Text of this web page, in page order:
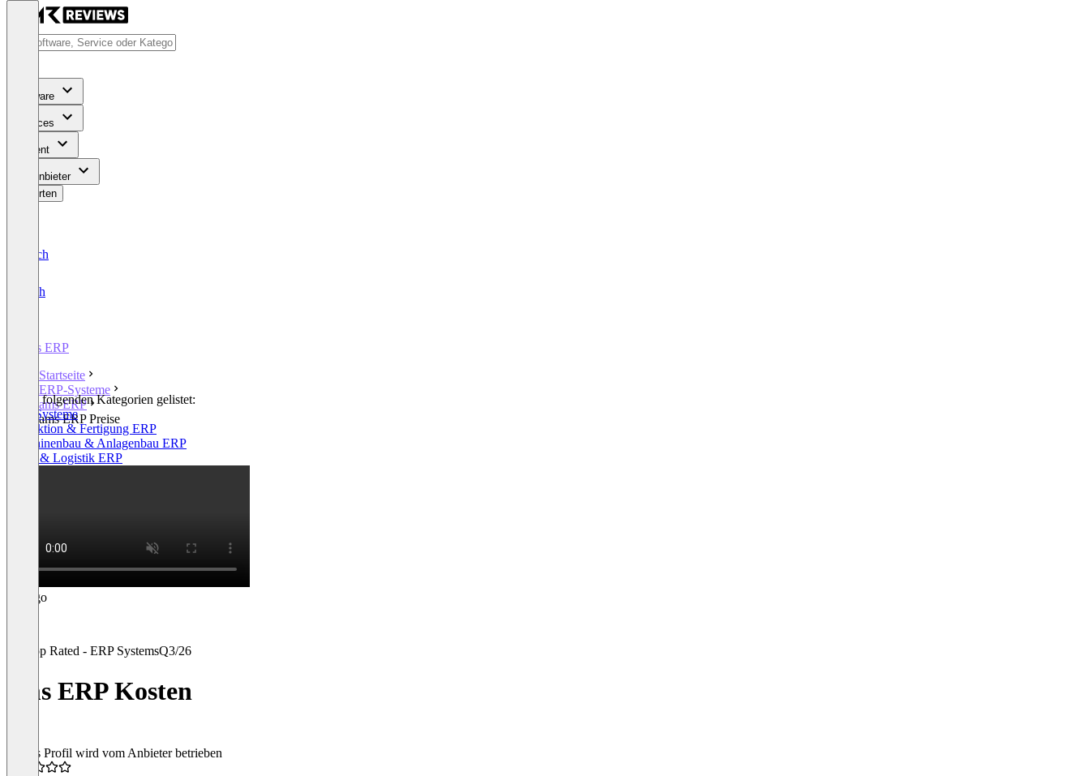
Software
Services
Content
Für Anbieter
Bewerten
Deutsch
English
ams ERP
Startseite
ERP-Systeme
ams ERP
ams ERP Preise
In den folgenden Kategorien gelistet:
ERP-Systeme
Produktion & Fertigung ERP
Maschinenbau & Anlagenbau ERP
Lager & Logistik ERP
Top Rated - ERP SystemsQ3/26
ams ERP Kosten
Dieses Profil wird vom Anbieter betrieben